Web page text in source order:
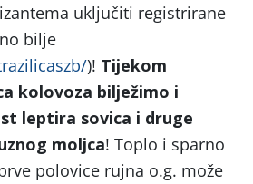
uključiti registrirane
bilje
)! Tijekom
kolovoza bilježimo i
leptira sovica i druge
moljca! Toplo i sparno
polovice rujna o.g. može